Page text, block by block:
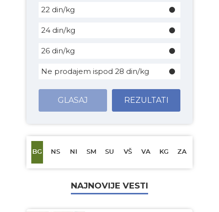
22 din/kg
24 din/kg
26 din/kg
Ne prodajem ispod 28 din/kg
GLASAJ REZULTATI
BG NS NI SM SU VŠ VA KG ZA
NAJNOVIJE VESTI